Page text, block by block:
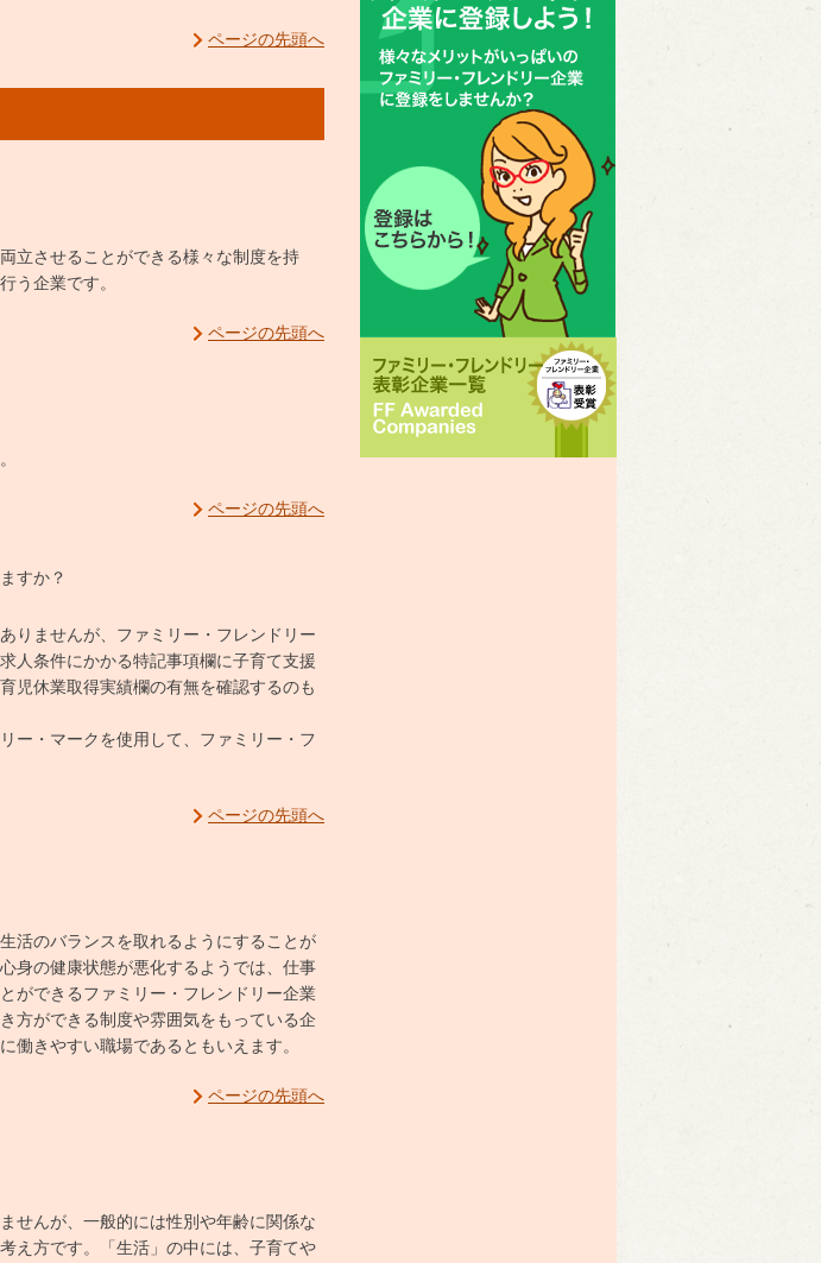
ページの先頭へ
立させることができる様々な制度を持
う企業です。
ページの先頭へ
ページの先頭へ
すか？
りませんが、ファミリー・フレンドリー
人条件にかかる特記事項欄に子育て支援
児休業取得実績欄の有無を確認するのも
ー・マークを使用して、ファミリー・フ
ページの先頭へ
活のバランスを取れるようにすることが
身の健康状態が悪化するようでは、仕事
ができるファミリー・フレンドリー企業
方ができる制度や雰囲気をもっている企
働きやすい職場であるともいえます。
ページの先頭へ
せんが、一般的には性別や年齢に関係な
え方です。「生活」の中には、子育てや